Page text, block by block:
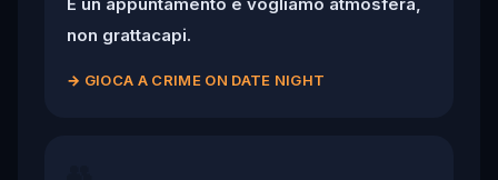
non grattacapi.
→ GIOCA A CRIME ON DATE NIGHT